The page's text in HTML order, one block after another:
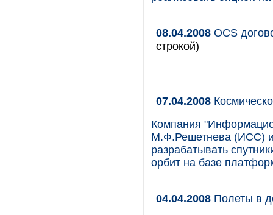
08.04.2008 OCS
строкой)
07.04.2008
Компания
М.Ф.Решетнева (ИСС) и
разрабатывать
орбит на базе
04.04.2008 Полеты в